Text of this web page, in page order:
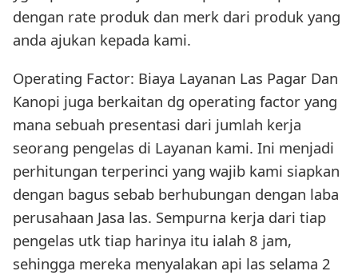
dengan rate produk dan merk dari produk yang
anda ajukan kepada kami.
Operating Factor: Biaya Layanan Las Pagar Dan
Kanopi juga berkaitan dg operating factor yang
mana sebuah presentasi dari jumlah kerja
seorang pengelas di Layanan kami. Ini menjadi
perhitungan terperinci yang wajib kami siapkan
dengan bagus sebab berhubungan dengan laba
perusahaan Jasa las. Sempurna kerja dari tiap
pengelas utk tiap harinya itu ialah 8 jam,
sehingga mereka menyalakan api las selama 2